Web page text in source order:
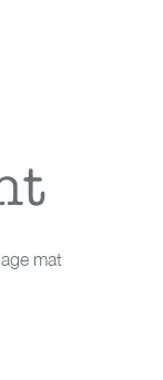
mat